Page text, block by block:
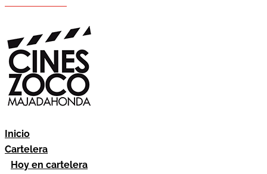
Inicio
Cartelera
Hoy en cartelera